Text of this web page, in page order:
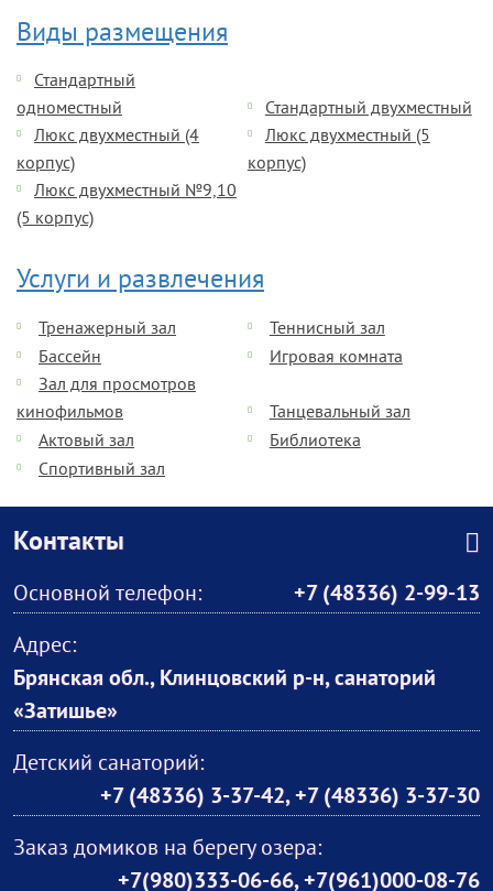
Виды размещения
Стандартный
одноместный
Стандартный двухместный
Люкс двухместный (4
корпус)
Люкс двухместный (5
корпус)
Люкс двухместный №9,10
(5 корпус)
Услуги и развлечения
Тренажерный зал
Теннисный зал
Бассейн
Игровая комната
Зал для просмотров
кинофильмов
Танцевальный зал
Актовый зал
Библиотека
Спортивный зал
Контакты
Основной телефон:
+7 (48336) 2-99-13
Адрес:
Брянская обл., Клинцовский р-н, санаторий
«Затишье»
Детский санаторий:
+7 (48336) 3-37-42, +7 (48336) 3-37-30
Заказ домиков на берегу озера:
+7(980)333-06-66, +7(961)000-08-76